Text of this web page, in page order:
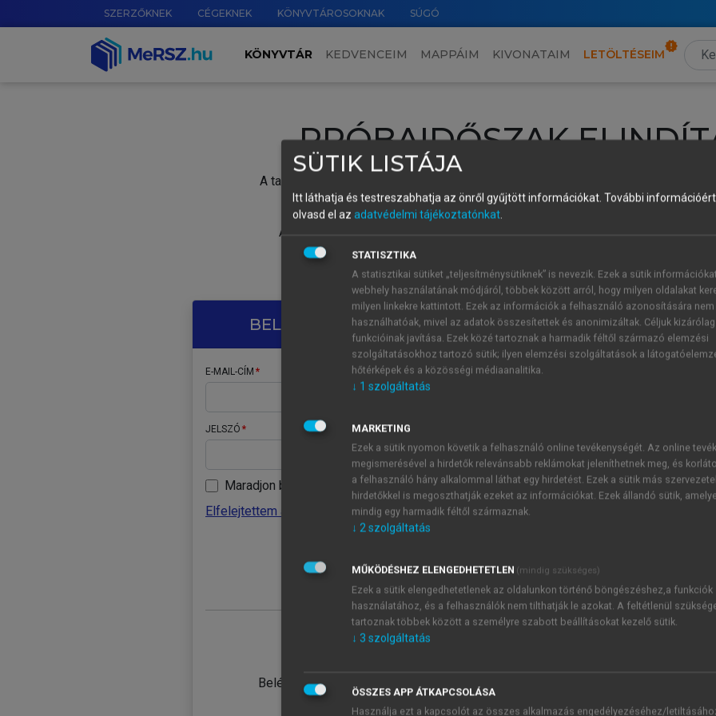
SZERZŐKNEK CÉGEKNEK KÖNYVTÁROSOKNAK SÚGÓ
KÖNYVTÁR KEDVENCEIM MAPPÁIM KIVONATAIM LETÖLTÉSEIM
PRÓBAIDŐSZAK
A tartalom megtekintéséhez lépj be a saját fiókoddal, iskolai azonosítóddal vagy
Új felhasználóként1 óra díjmentes hozzáférésrevagy
A próbaidőszak elindításához,
vagy hozz
A regisztráció után a
BELÉPÉS SAJÁT FIÓKKAL
E-MAIL-CÍM
JELSZÓ
Maradjon belépve
Elfelejtettem a jelszavamat
Belépés intézményi azonosítóval
ÚJ FIÓK
1 óra
JELSZÓ
Kérek értesítést a MeRSZ
Kérek értesítést az
SÜTIK LISTÁJA
Itt láthatja és testreszabhatja az önről gyűjtött információkat. További
olvasd el az adatvédelmi tájékoztatónkat.
STATISZTIKA
A statisztikai sütiket „teljesítménysütiknek” is nevezik. Ezek a sütik
webhely használatának módjáról, többek között arról, hogy milyen oldalakat
milyen linkekre kattintott. Ezek az információk a felhasználó azonosítására nem
használhatóak, mivel az adatok összesítettek és anonimizáltak. Céljuk
funkcióinak javítása. Ezek közé tartoznak a harmadik féltől származó elemzési
szolgáltatásokhoz tartozó sütik; ilyen elemzési szolgáltatások a
hőtérképek és a közösségi médiaanalitika.
↓ 1 szolgáltatás
MARKETING
Ezek a sütik nyomon követik a felhasználó online tevékenységét. Az online
megismerésével a hirdetők relevánsabb reklámokat jeleníthetnek meg, és
a felhasználó hány alkalommal láthat egy hirdetést. Ezek a sütik más
hirdetőkkel is megoszthatják ezeket az információkat. Ezek állandó sütik,
mindig egy harmadik féltől származnak.
↓ 2szolgáltatás
MŰKÖDÉSHEZ ELENGEDHETETLEN (mindig szükséges)
Ezek a sütik elengedhetetlenek az oldalunkon történő böngészéshez,a funkciók
használatához, és a felhasználók nem tilthatják le azokat. A feltétlenül
tartoznak többek között a személyre szabott beállításokat kezelő sütik.
↓ 3 szolgáltatás
ÖSSZES APP ÁTKAPCSOLÁSA
Használja ezt a kapcsolót az összes alkalmazás engedélyezéséhez/